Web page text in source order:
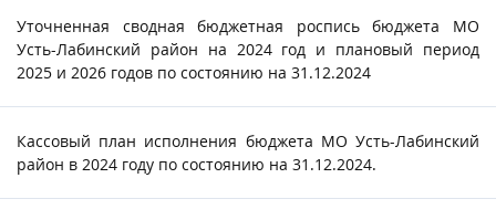
Уточненная сводная бюджетная роспись бюджета МО
Усть-Лабинский район на 2024 год и плановый период
2025 и 2026 годов по состоянию на 31.12.2024
Кассовый план исполнения бюджета МО Усть-Лабинский
район в 2024 году по состоянию на 31.12.2024.